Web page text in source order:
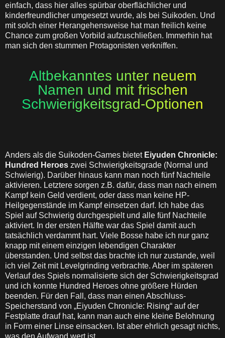
einfach, dass hier alles spürbar oberflächlicher und
kinderfreundlicher umgesetzt wurde, als bei Suikoden. Und
mit solch einer Herangehensweise hat man freilich keine
Chance zum großen Vorbild aufzuschließen. Immerhin hat
man sich den stummen Protagonisten verkniffen.
Altbekanntes unter neuem
Namen und mit frischen
Schwierigkeitsgrad-Optionen
Anders als die Suikoden-Games bietet Eiyuden Chronicle:
Hundred Heroes zwei Schwierigkeitsgrade (Normal und
Schwierig). Darüber hinaus kann man noch fünf Nachteile
aktivieren. Letztere sorgen z.B. dafür, dass man nach einem
Kampf kein Geld verdient, oder dass man keine HP-
Heilgegenstände im Kampf einsetzen darf. Ich habe das
Spiel auf Schwierig durchgespielt und alle fünf Nachteile
aktiviert. In der ersten Hälfte war das Spiel damit auch
tatsächlich verdammt hart. Viele Bosse habe ich nur ganz
knapp mit einem einzigen lebendigen Charakter
überstanden. Und selbst das brachte ich nur zustande, weil
ich viel Zeit mit Levelgrinding verbrachte. Aber im späteren
Verlauf des Spiels normalisierte sich der Schwierigkeitsgrad
und ich konnte Hundred Heroes ohne größere Hürden
beenden. Für den Fall, dass man einen Abschluss-
Speicherstand von „Eiyuden Chronicle: Rising“ auf der
Festplatte drauf hat, kann man auch eine kleine Belohnung
in Form einer Linse einsacken. Ist aber ehrlich gesagt nichts,
was den Aufwand wert ist.